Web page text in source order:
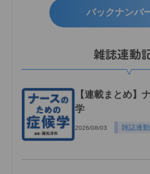
バックナンバ
雑誌連動
【連載まとめ】
学
2026/08/03 雑誌連